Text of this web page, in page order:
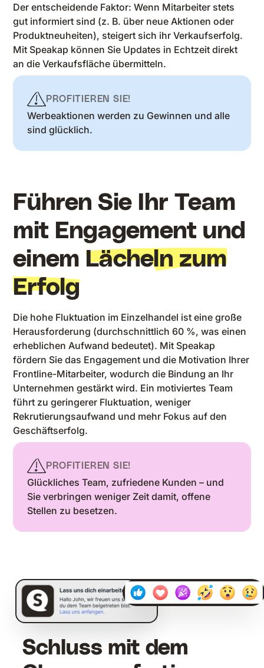
Der entscheidende Faktor: Wenn Mitarbeiter stets
gut informiert sind (z. B. über neue Aktionen oder
Produktneuheiten), steigert sich ihr Verkaufserfolg.
Mit Speakap können Sie Updates in Echtzeit direkt
an die Verkaufsfläche übermitteln.
PROFITIEREN SIE!
Werbeaktionen werden zu Gewinnen und alle
sind glücklich.
Führen Sie Ihr Team
mit Engagement und
einemLächeln zum
Erfolg
Die hohe Fluktuation im Einzelhandel ist eine große
Herausforderung (durchschnittlich 60 %, was einen
erheblichen Aufwand bedeutet). Mit Speakap
fördern Sie das Engagement und die Motivation Ihrer
Frontline-Mitarbeiter, wodurch die Bindung an Ihr
Unternehmen gestärkt wird. Ein motiviertes Team
führt zu geringerer Fluktuation, weniger
Rekrutierungsaufwand und mehr Fokus auf den
Geschäftserfolg.
PROFITIEREN SIE!
Glückliches Team, zufriedene Kunden – und
Sie verbringen weniger Zeit damit, offene
Stellen zu besetzen.
11:19
Schluss mit dem